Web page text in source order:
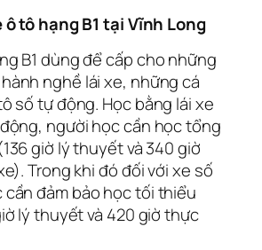
tô hạng B1 tại Vĩnh Long
B1 dùng để cấp cho những
nghề lái xe, những cá
số tự động. Học bằng lái xe
người học cần học tổng
giờ lý thuyết và 340 giờ
Trong khi đó đối với xe số
đảm bảo học tối thiểu
lý thuyết và 420 giờ thực